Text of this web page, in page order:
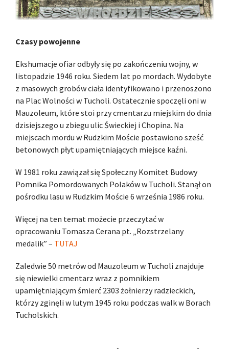
Czasy powojenne
Ekshumacje ofiar odbyły się po zakończeniu wojny, w
listopadzie 1946 roku. Siedem lat po mordach. Wydobyte
z masowych grobów ciała identyfikowano i przenoszono
na Plac Wolności w Tucholi. Ostatecznie spoczęli oni w
Mauzoleum, które stoi przy cmentarzu miejskim do dnia
dzisiejszego u zbiegu ulic Świeckiej i Chopina. Na
miejscach mordu w Rudzkim Moście postawiono sześć
betonowych płyt upamiętniających miejsce kaźni.
W 1981 roku zawiązał się Społeczny Komitet Budowy
Pomnika Pomordowanych Polaków w Tucholi. Stanął on
pośrodku lasu w Rudzkim Moście 6 września 1986 roku.
Więcej na ten temat możecie przeczytać w
opracowaniu Tomasza Cerana pt. „Rozstrzelany
medalik” – TUTAJ
Zaledwie 50 metrów od Mauzoleum w Tucholi znajduje
się niewielki cmentarz wraz z pomnikiem
upamiętniającym śmierć 2303 żołnierzy radzieckich,
którzy zginęli w lutym 1945 roku podczas walk w Borach
Tucholskich.